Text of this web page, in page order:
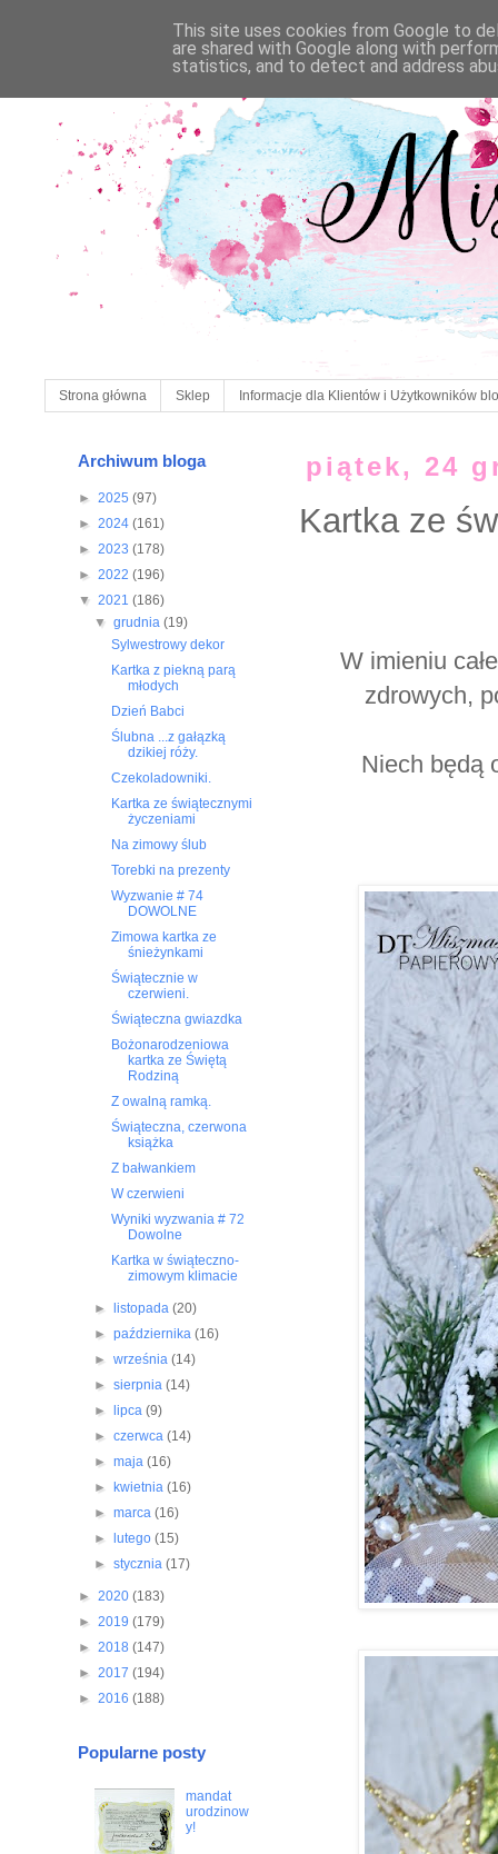
Strona główna Sklep Informacje dla Klientów i Użytkowników
piątek, 24
Kartka ze
W imieniu
zdrowych,
Niech będą
Archiwum bloga
► 2025 (97)
► 2024 (161)
► 2023 (178)
► 2022 (196)
▼ 2021 (186)
▼grudnia(19)
Sylwestrowy dekor
Kartka z piekną parą
młodych
Dzień Babci
Ślubna ...z gałązką
dzikiej róży.
Czekoladowniki.
Kartka ze świątecznymi
życzeniami
Na zimowy ślub
Torebki na prezenty
Wyzwanie # 74
DOWOLNE
Zimowa kartka ze
śnieżynkami
Świątecznie w
czerwieni.
Świąteczna gwiazdka
Bożonarodzeniowa
kartka ze Świętą
Rodziną
Z owalną ramką.
Świąteczna, czerwona
książka
Z bałwankiem
W czerwieni
Wyniki wyzwania # 72
Dowolne
Kartka w świąteczno-
zimowym klimacie
► listopada(20)
►października(16)
►września(14)
►sierpnia(14)
►
lipca(9)
►czerwca(14)
►maja(16)
►
kwietnia(16)
►marca(16)
►
lutego(15)
►stycznia(17)
► 2020 (183)
► 2019 (179)
► 2018 (147)
► 2017 (194)
► 2016 (188)
Popularne posty
mandat
urodzinow
y!
This site uses cookies from Google to
are shared with Google along with
statistics, and to detect and address